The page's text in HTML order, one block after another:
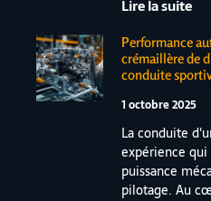
Lire la suite
Performance
crémaillère de
conduite
1 octobre 2025
La conduite
expérience
puissance
pilotage. Au